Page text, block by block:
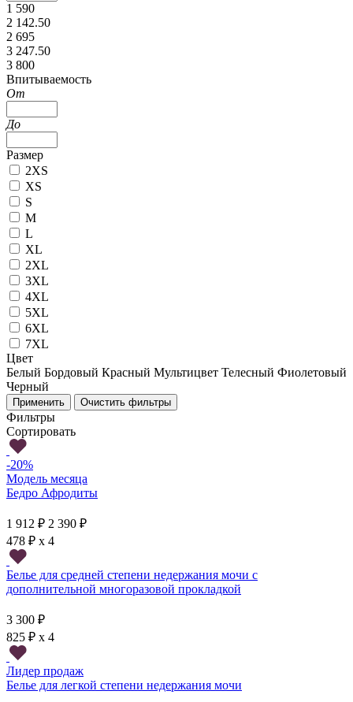
1 590
2 142.50
2 695
3 247.50
3 800
Впитываемость
От
До
Размер
2XS
XS
S
M
L
XL
2XL
3XL
4XL
5XL
6XL
7XL
Цвет
Белый Бордовый Красный Мультицвет Телесный Фиолетовый
Черный
Фильтры
Сортировать
-20%
Модель месяца
Бедро Афродиты
1 912 ₽ 2 390 ₽
478 ₽ x 4
Белье для средней степени недержания мочи с
дополнительной многоразовой прокладкой
3 300 ₽
825 ₽ x 4
Лидер продаж
Белье для легкой степени недержания мочи